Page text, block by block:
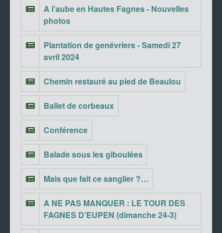
A l’aube en Hautes Fagnes - Nouvelles
photos
Plantation de genévriers - Samedi 27
avril 2024
Chemin restauré au pied de Beaulou
Ballet de corbeaux
Conférence
Balade sous les giboulées
Mais que fait ce sanglier ?…
A NE PAS MANQUER : LE TOUR DES
FAGNES D’EUPEN (dimanche 24-3)